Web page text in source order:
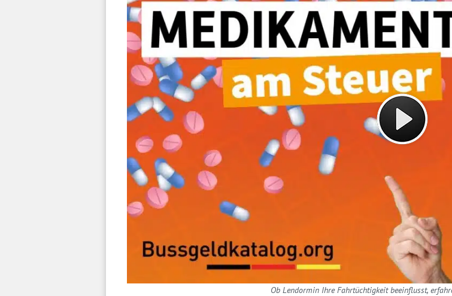
Ob Lendormin Ihre Fahrtüchtigkeit beeinflusst,